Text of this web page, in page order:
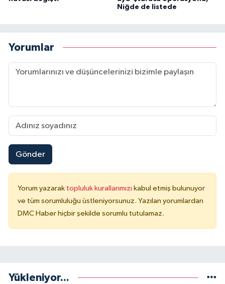
Niğde de listede
Yorumlar
Gönder
Yorum yazarak topluluk kurallarımızı kabul etmiş bulunuyor
ve tüm sorumluluğu üstleniyorsunuz. Yazılan yorumlardan
DMC Haber hiçbir şekilde sorumlu tutulamaz.
Yükleniyor...